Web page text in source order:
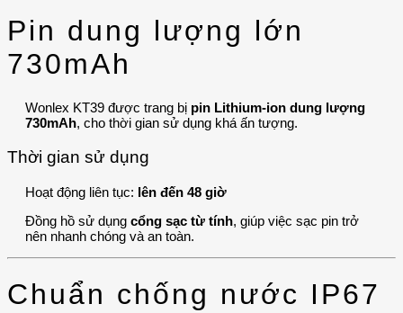
Pin dung lượng lớn
730mAh
Wonlex KT39 được trang bị pin Lithium-ion dung lượng
730mAh, cho thời gian sử dụng khá ấn tượng.
Thời gian sử dụng
Hoạt động liên tục: lên đến 48 giờ
Đồng hồ sử dụng cổng sạc từ tính, giúp việc sạc pin trở
nên nhanh chóng và an toàn.
Chuẩn chống nước IP67